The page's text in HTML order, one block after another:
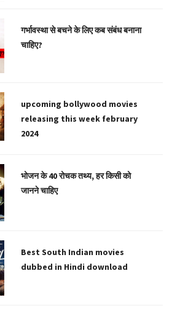
गर्भावस्था से बचने के लिए कब संबंध बनाना
चाहिए?
upcoming bollywood movies
releasing this week february
2024
भोजन के 40 रोचक तथ्य, हर किसी को
जानने चाहिए
Best South Indian movies
dubbed in Hindi download